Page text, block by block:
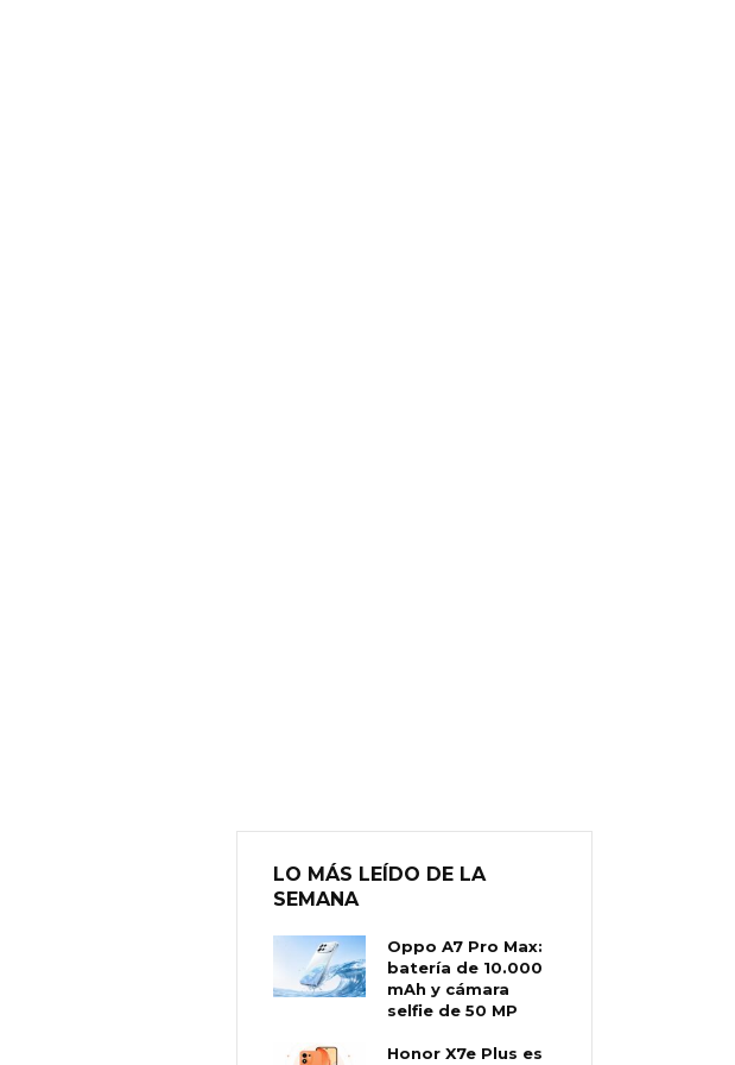
LO MÁS LEÍDO DE LA
SEMANA
Oppo A7 Pro Max:
batería de 10.000
mAh y cámara
selfie de 50 MP
Honor X7e Plus es